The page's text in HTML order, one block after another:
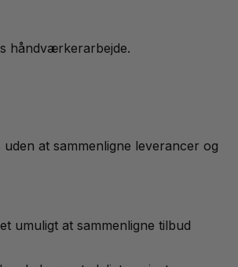
håndværkerarbejde.
at sammenligne leverancer og
umuligt at sammenligne tilbud